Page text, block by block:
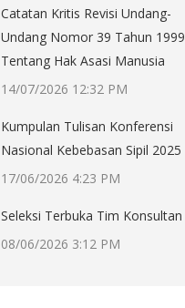
Catatan Kritis Revisi Undang-
Undang Nomor 39 Tahun 1999
Tentang Hak Asasi Manusia
14/07/2026 12:32 PM
Kumpulan Tulisan Konferensi
Nasional Kebebasan Sipil 2025
17/06/2026 4:23 PM
Seleksi Terbuka Tim Konsultan
08/06/2026 3:12 PM